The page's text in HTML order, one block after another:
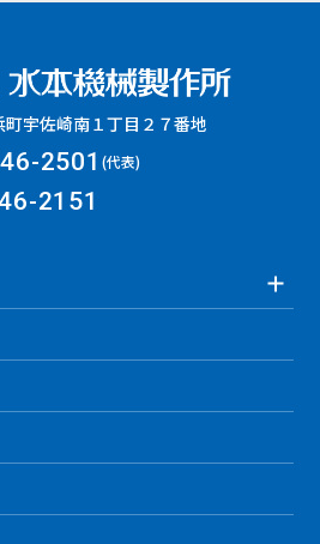
宇佐崎南１丁目２７番地
2501(代表)
2151